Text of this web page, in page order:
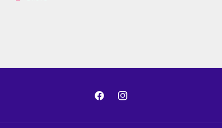
FacebookInstagram